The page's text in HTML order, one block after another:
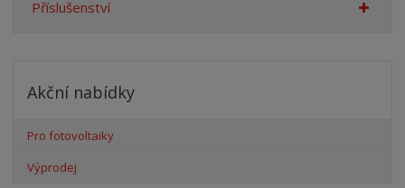
Příslušenství
Akční nabídky
Pro fotovoltaiky
Výprodej